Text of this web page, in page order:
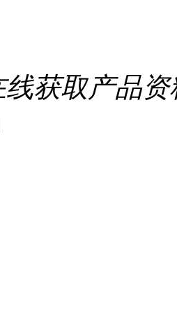
线获取产品